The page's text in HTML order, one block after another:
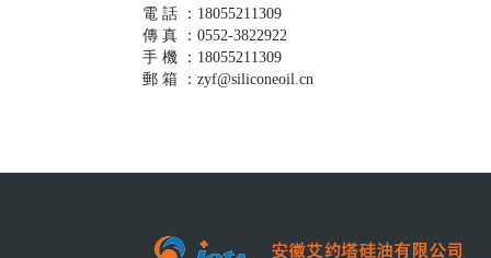
電 話 ：18055211309
傳 真 ：0552-3822922
手 機 ：18055211309
郵 箱 ：zyf@siliconeoil.cn